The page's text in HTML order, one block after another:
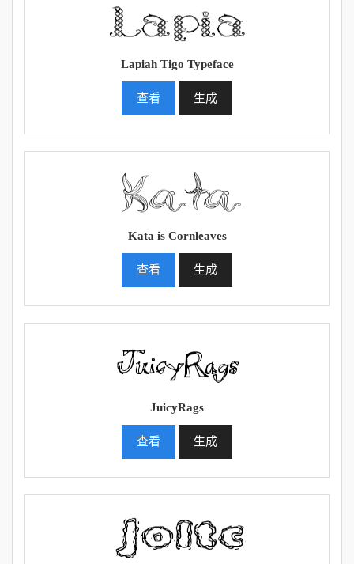
Lapiah Tigo Typeface
查看 生成
Kata is Cornleaves
查看 生成
JuicyRags
查看 生成